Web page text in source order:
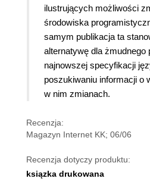
ilustrujących możliwości
środowiska
samym publikacja ta
alternatywę dla żmudnego
najnowszej specyfikacji
poszukiwaniu informacji o
w nim zmianach.
Recenzja:
Magazyn Internet KK; 06/06
Recenzja dotyczy produktu:
ksiązka drukowana